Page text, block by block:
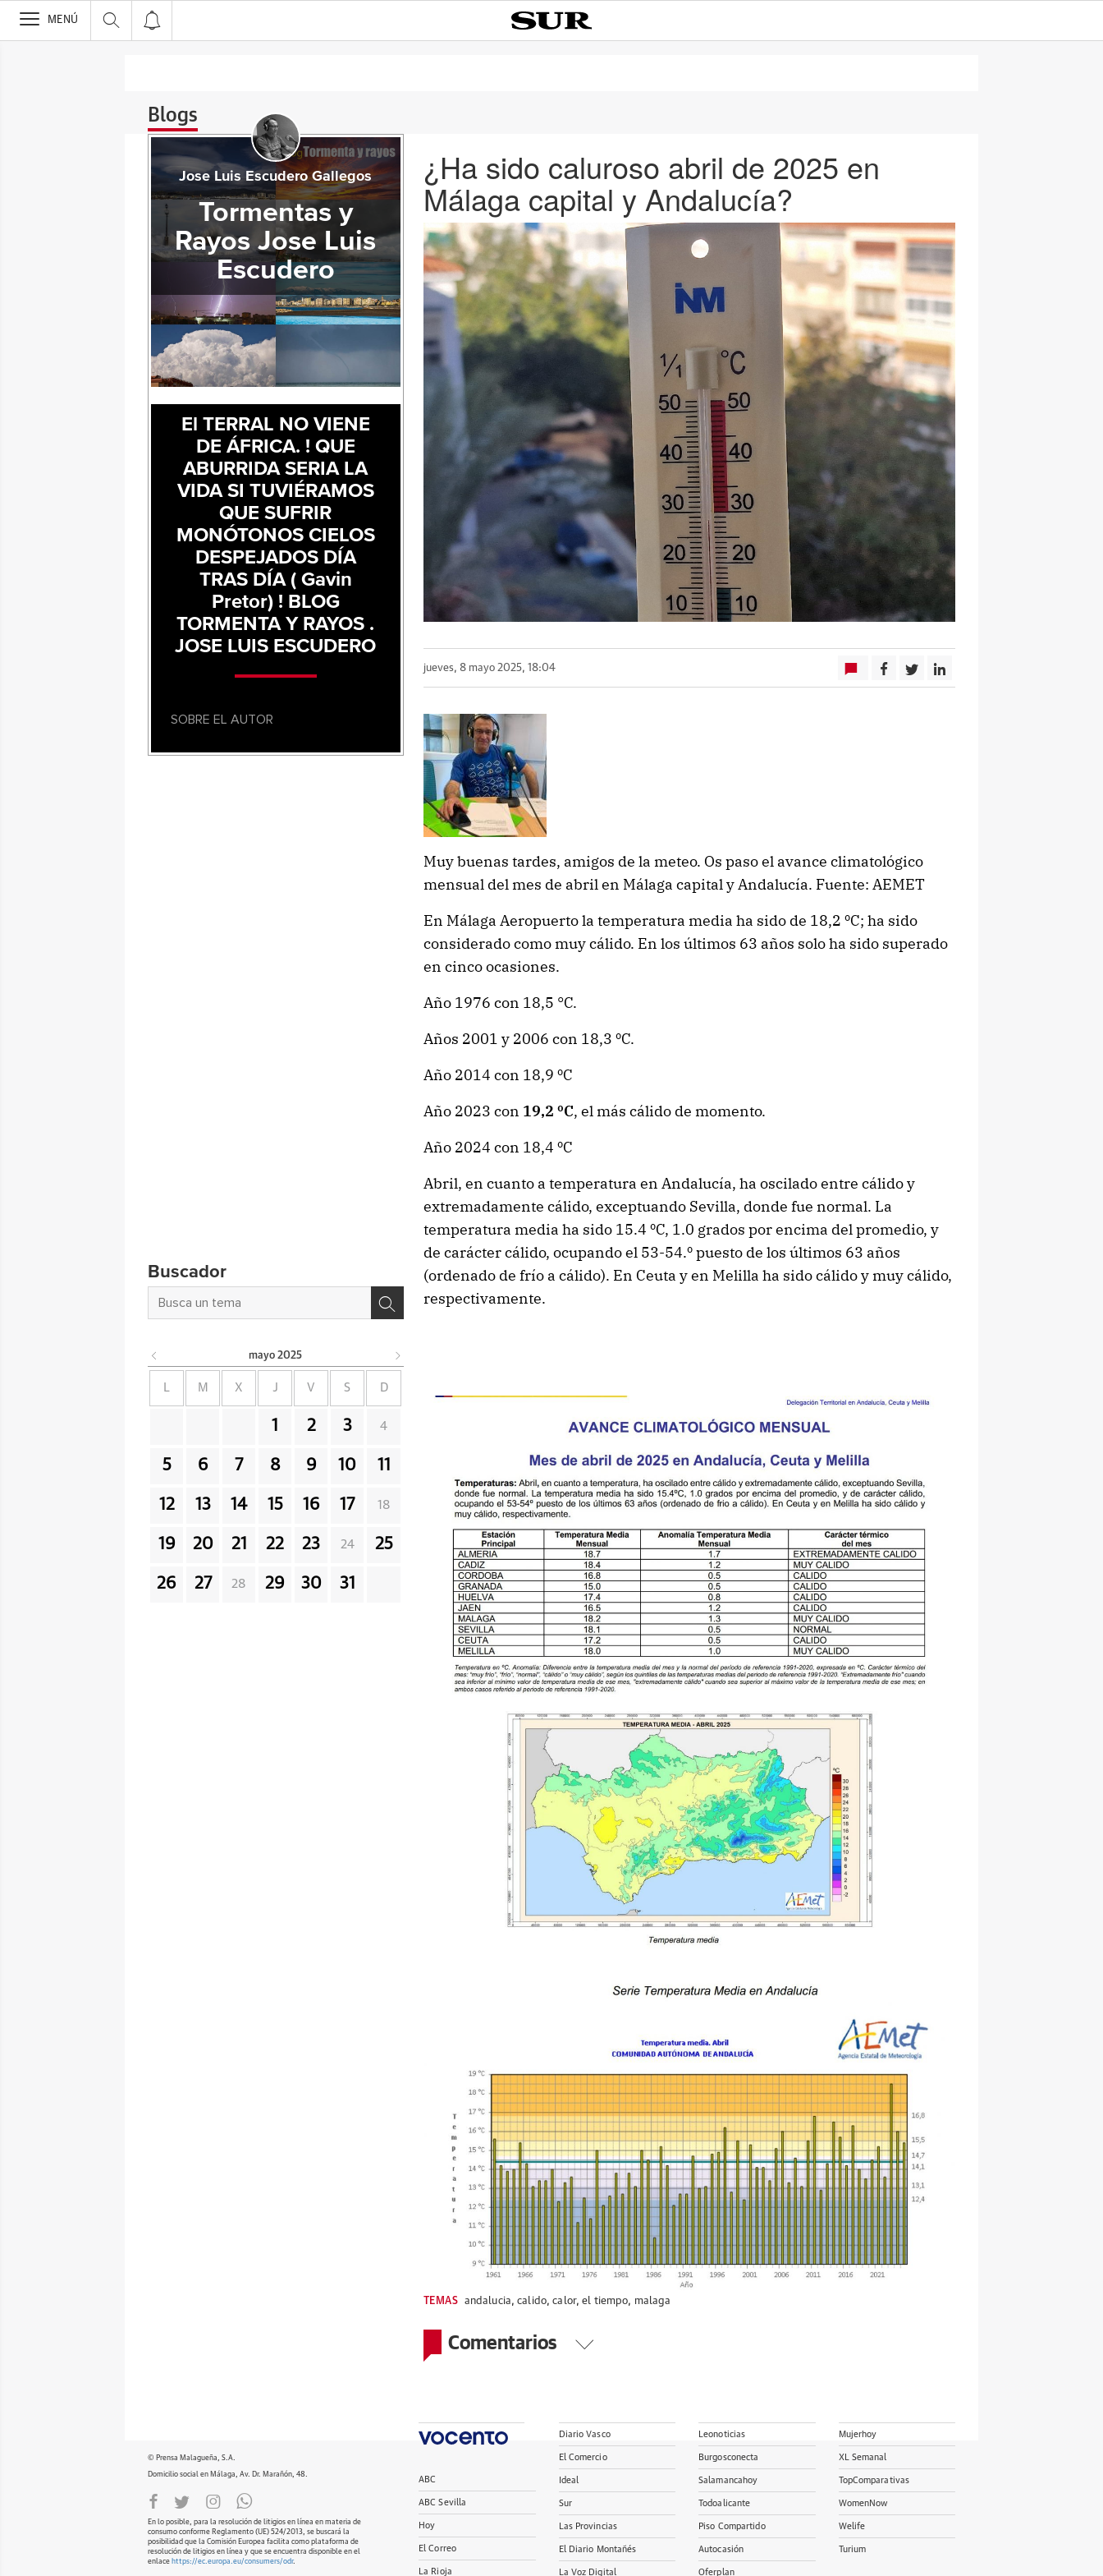
>
MENÚ
Blogs
¿Ha sido caluroso abril de 2025 en
Málaga capital y Andalucía?
jueves, 8 mayo 2025, 18:04
Muy buenas tardes, amigos de la meteo. Os paso el avance climatológico
mensual del mes de abril en Málaga capital y Andalucía. Fuente: AEMET
En Málaga Aeropuerto la temperatura media ha sido de 18,2 ºC; ha sido
considerado como muy cálido. En los últimos 63 años solo ha sido superado
en cinco ocasiones.
Año 1976 con 18,5 °C.
Años 2001 y 2006 con 18,3 ºC.
Año 2014 con 18,9 ºC
Año 2023 con 19,2 ºC, el más cálido de momento.
Año 2024 con 18,4 ºC
Abril, en cuanto a temperatura en Andalucía, ha oscilado entre cálido y
extremadamente cálido, exceptuando Sevilla, donde fue normal. La
temperatura media ha sido 15.4 ºC, 1.0 grados por encima del promedio, y
de carácter cálido, ocupando el 53-54.º puesto de los últimos 63 años
(ordenado de frío a cálido). En Ceuta y en Melilla ha sido cálido y muy cálido,
respectivamente.
TEMAS andalucia,calido,calor,el tiempo, malaga
Comentarios
Jose Luis Escudero Gallegos
Tormentas y
Rayos Jose Luis
Escudero
El TERRAL NO VIENE
DE ÁFRICA. ! QUE
ABURRIDA SERIA LA
VIDA SI TUVIÉRAMOS
QUE SUFRIR
MONÓTONOS CIELOS
DESPEJADOS DÍA
TRAS DÍA ( Gavin
Pretor) ! BLOG
TORMENTA Y RAYOS .
JOSE LUIS ESCUDERO
SOBRE EL AUTOR
Buscador
mayo 2025
L M X J V S D
1 2 3 4
5 6 7 8 9 10 11
12 13 14 15 16 17 18
19 20 21 22 23 24 25
26 27 28 29 30 31
© Prensa Malagueña, S.A.
Domicilio social en Málaga, Av. Dr. Marañón, 48.
En lo posible, para la resolución de litigios en línea en materia de
consumo conforme Reglamento (UE) 524/2013, se buscará la
posibilidad que la Comisión Europea facilita como plataforma de
resolución de litigios en línea y que se encuentra disponible en el
enlace https://ec.europa.eu/consumers/odr.
ABC
ABC Sevilla
Hoy
El Correo
La Rioja
Diario Vasco
El Comercio
Ideal
Sur
Las Provincias
El Diario Montañés
La Voz Digital
Leonoticias
Burgosconecta
Salamancahoy
Todoalicante
Piso Compartido
Autocasión
Oferplan
Mujerhoy
XL Semanal
TopComparativas
WomenNow
Welife
Turium